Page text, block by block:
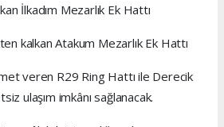
İlkadım Mezarlık Ek Hattı
kalkan Atakum Mezarlık Ek Hattı
veren R29 Ring Hattı ile Derecik
ulaşım imkânı sağlanacak.